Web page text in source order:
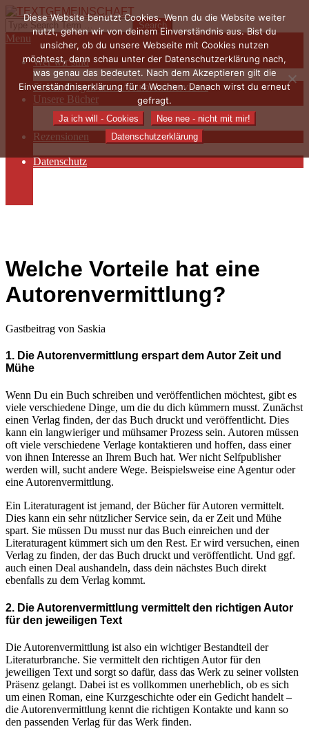
Skip
to
content
TEXTGEMEINSCHAFT
Search
Primary
Navigation
Menu
Menu
Wer wir sind
Die Hauptakteurinnen
Sieben Fragen an… / Autoreninterviews
Unsere Bücher
Autorenservices
Autorenprofile
Rezensionen
Datenschutz
Welche Vorteile hat eine
Autorenvermittlung?
Gastbeitrag von Saskia
1. Die Autorenvermittlung erspart dem Autor Zeit und
Mühe
Wenn Du ein Buch schreiben und veröffentlichen möchtest, gibt es
viele verschiedene Dinge, um die du dich kümmern musst. Zunächst
einen Verlag finden, der das Buch druckt und veröffentlicht. Dies
kann ein langwieriger und mühsamer Prozess sein. Autoren müssen
oft viele verschiedene Verlage kontaktieren und hoffen, dass einer
von ihnen Interesse an Ihrem Buch hat. Wer nicht Selfpublisher
werden will, sucht andere Wege. Beispielsweise eine Agentur oder
eine Autorenvermittlung.
Ein Literaturagent ist jemand, der Bücher für Autoren vermittelt.
Dies kann ein sehr nützlicher Service sein, da er Zeit und Mühe
spart. Sie müssen Du musst nur das Buch einreichen und der
Literaturagent kümmert sich um den Rest. Er wird versuchen, einen
Verlag zu finden, der das Buch druckt und veröffentlicht. Und ggf.
auch einen Deal aushandeln, dass dein nächstes Buch direkt
ebenfalls zu dem Verlag kommt.
2. Die Autorenvermittlung vermittelt den richtigen Autor
für den jeweiligen Text
Die Autorenvermittlung ist also ein wichtiger Bestandteil der
Literaturbranche. Sie vermittelt den richtigen Autor für den
jeweiligen Text und sorgt so dafür, dass das Werk zu seiner vollsten
Präsenz gelangt. Dabei ist es vollkommen unerheblich, ob es sich
um einen Roman, eine Kurzgeschichte oder ein Gedicht handelt –
die Autorenvermittlung kennt die richtigen Kontakte und kann so
den passenden Verlag für das Werk finden.
Diese Website benutzt Cookies. Wenn du die Website weiter
nutzt, gehen wir von deinem Einverständnis aus. Bist du
unsicher, ob du unsere Webseite mit Cookies nutzen
möchtest, dann schau unter der Datenschutzerklärung nach,
was genau das bedeutet. Nach dem Akzeptieren gilt die
Einverständniserklärung für 4 Wochen. Danach wirst du erneut
gefragt.
Ja ich will - Cookies
Nee nee - nicht mit mir!
Datenschutzerklärung